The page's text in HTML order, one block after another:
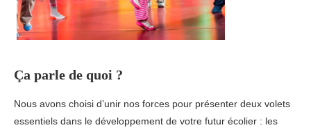
Ça parle de quoi ?
Nous avons choisi d’unir nos forces pour présenter deux volets
essentiels dans le développement de votre futur écolier : les